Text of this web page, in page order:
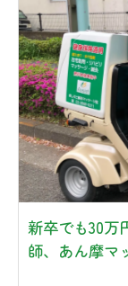
新卒でも30万
師、あん摩マ